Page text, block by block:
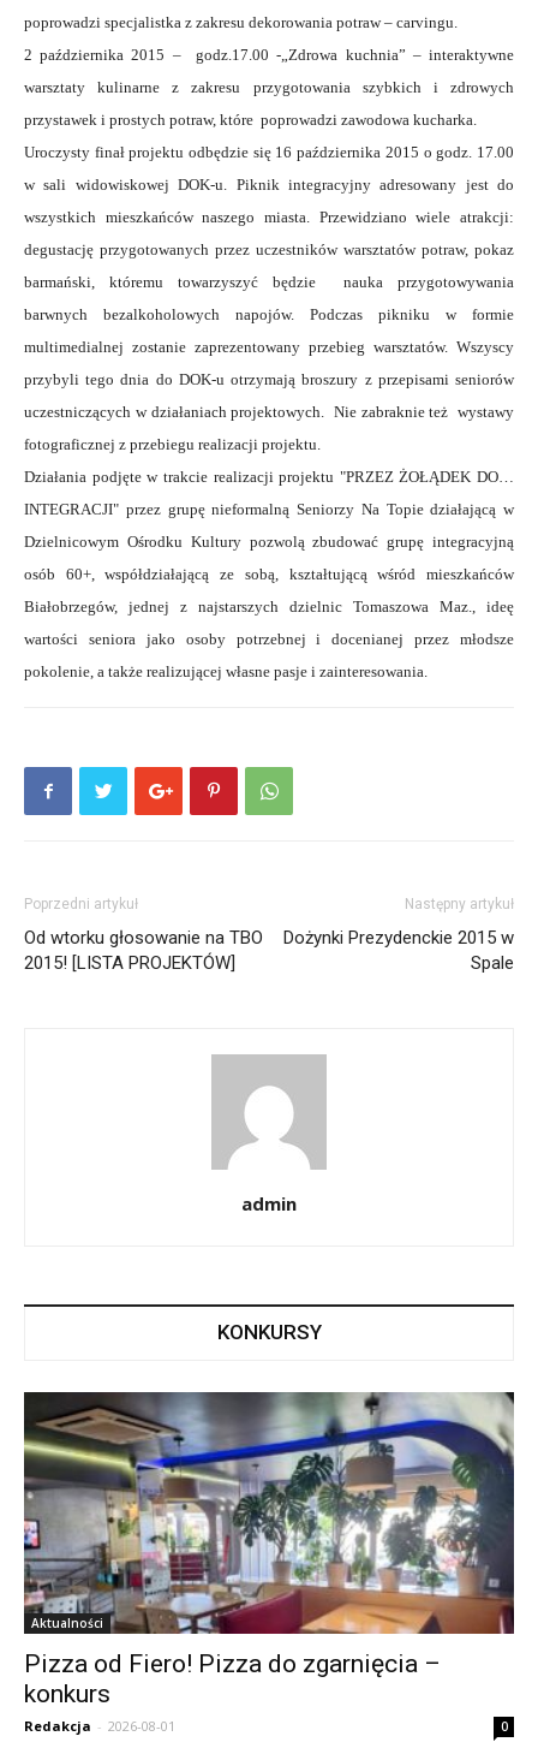
poprowadzi specjalistka z zakresu dekorowania potraw – carvingu.
2 października 2015 – godz.17.00 -„Zdrowa kuchnia” – interaktywne
warsztaty kulinarne z zakresu przygotowania szybkich i zdrowych
przystawek i prostych potraw, które poprowadzi zawodowa kucharka.
Uroczysty finał projektu odbędzie się 16 października 2015 o godz. 17.00
w sali widowiskowej DOK-u. Piknik integracyjny adresowany jest do
wszystkich mieszkańców naszego miasta. Przewidziano wiele atrakcji:
degustację przygotowanych przez uczestników warsztatów potraw, pokaz
barmański, któremu towarzyszyć będzie nauka przygotowywania
barwnych bezalkoholowych napojów. Podczas pikniku w formie
multimedialnej zostanie zaprezentowany przebieg warsztatów. Wszyscy
przybyli tego dnia do DOK-u otrzymają broszury z przepisami seniorów
uczestniczących w działaniach projektowych. Nie zabraknie też wystawy
fotograficznej z przebiegu realizacji projektu.
Działania podjęte w trakcie realizacji projektu "PRZEZ ŻOŁĄDEK DO…
INTEGRACJI" przez grupę nieformalną Seniorzy Na Topie działającą w
Dzielnicowym Ośrodku Kultury pozwolą zbudować grupę integracyjną
osób 60+, współdziałającą ze sobą, kształtującą wśród mieszkańców
Białobrzegów, jednej z najstarszych dzielnic Tomaszowa Maz., ideę
wartości seniora jako osoby potrzebnej i docenianej przez młodsze
pokolenie, a także realizującej własne pasje i zainteresowania.
Poprzedni artykuł
Od wtorku głosowanie na TBO
2015! [LISTA PROJEKTÓW]
Następny artykuł
Dożynki Prezydenckie 2015 w
Spale
admin
KONKURSY
Aktualności
Pizza od Fiero! Pizza do zgarnięcia –
konkurs
Redakcja - 2026-08-01 0